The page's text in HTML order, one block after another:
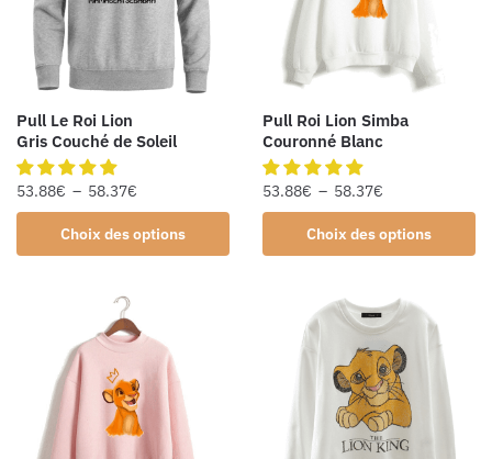
Pull Le Roi Lion
Gris Couché de Soleil
53.88€ – 58.37€
Choix des options
Pull Roi Lion Simba
Couronné Blanc
53.88€ – 58.37€
Choix des options